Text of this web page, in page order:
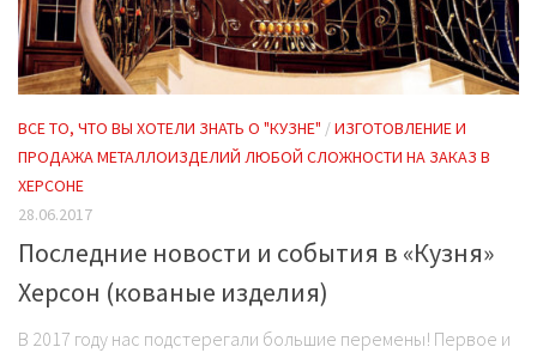
ВСЕ ТО, ЧТО ВЫ ХОТЕЛИ ЗНАТЬ О "КУЗНЕ" /ИЗГОТОВЛЕНИЕ И
ПРОДАЖА МЕТАЛЛОИЗДЕЛИЙ ЛЮБОЙ СЛОЖНОСТИ НА ЗАКАЗ В
ХЕРСОНЕ
28.06.2017
Последние новости и события в «Кузня»
Херсон (кованые изделия)
В 2017 году нас подстерегали большие перемены! Первое и